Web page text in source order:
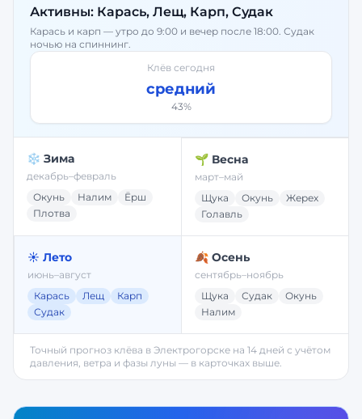
Активны: Карась, Лещ, Карп, Судак
Карась и карп — утро до 9:00 и вечер после 18:00. Судак
ночью на спиннинг.
Клёв сегодня
средний
43%
❄️ Зима
декабрь–февраль
Окунь
Налим
Ёрш
Плотва
🌱 Весна
март–май
Щука
Окунь
Жерех
Голавль
☀️ Лето
июнь–август
Карась
Лещ
Карп
Судак
🍂 Осень
сентябрь–ноябрь
Щука
Судак
Окунь
Налим
Точный прогноз клёва в Электрогорске на 14 дней с учётом
давления, ветра и фазы луны — в карточках выше.